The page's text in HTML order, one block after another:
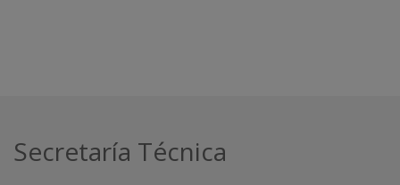
Secretaría Técnica